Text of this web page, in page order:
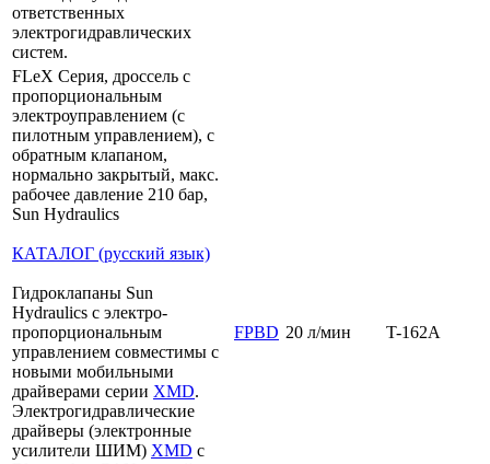
ответственных
электрогидравлических
систем.
FLeX Серия, дроссель с
пропорциональным
электроуправлением (с
пилотным управлением), с
обратным клапаном,
нормально закрытый, макс.
рабочее давление 210 бар,
Sun Hydraulics
КАТАЛОГ (русский язык)
Гидроклапаны Sun
Hydraulics с электро-
пропорциональным
управлением совместимы с
новыми мобильными
драйверами серии XMD.
Электрогидравлические
драйверы (электронные
усилители ШИМ) XMD с
FPBD 20 л/мин T-162A